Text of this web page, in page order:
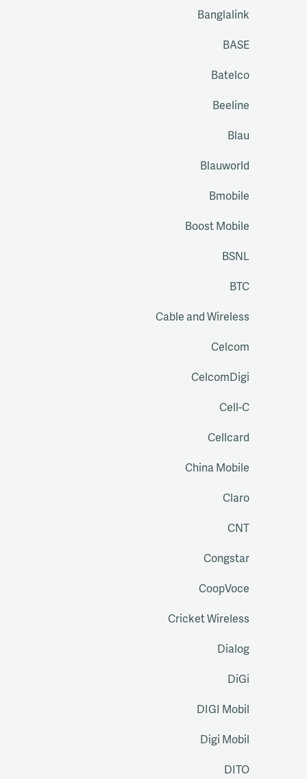
Banglalink
BASE
Batelco
Beeline
Blau
Blauworld
Bmobile
Boost Mobile
BSNL
BTC
Cable and Wireless
Celcom
CelcomDigi
Cell-C
Cellcard
China Mobile
Claro
CNT
Congstar
CoopVoce
Cricket Wireless
Dialog
DiGi
DIGI Mobil
Digi Mobil
DITO